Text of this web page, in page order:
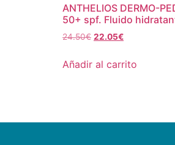
ANTHELIOS DERMO-
50+ spf. Fluido
24.50€ 22.05€
Añadir al carrito